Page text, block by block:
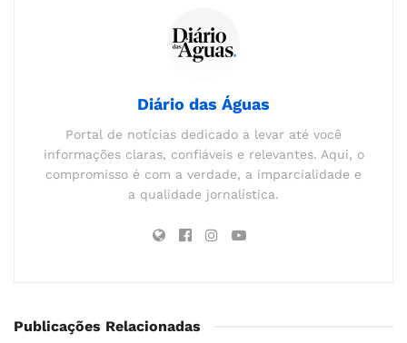
Diário das Águas
Portal de notícias dedicado a levar até você
informações claras, confiáveis e relevantes. Aqui, o
compromisso é com a verdade, a imparcialidade e
a qualidade jornalística.
Publicações Relacionadas